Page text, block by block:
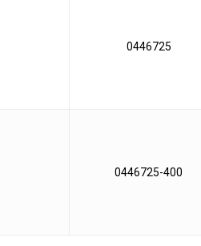
0446725
0446725-400